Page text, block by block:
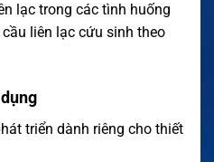
lạc trong các tình huống
liên lạc cứu sinh theo
triển dành riêng cho thiết